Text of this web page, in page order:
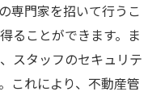
専門家を招いて行うこ
ることができます。ま
スタッフのセキュリテ
これにより、不動産管